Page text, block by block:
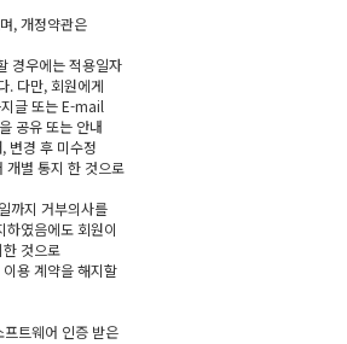
, 개정약관은
경우에는 적용일자
. 다만, 회원에게
글 또는 E-mail
공유 또는 안내
변경 후 미수정
개별 통지 한 것으로
까지 거부의사를
였음에도 회원이
것으로
용 계약을 해지할
트웨어 인증 받은